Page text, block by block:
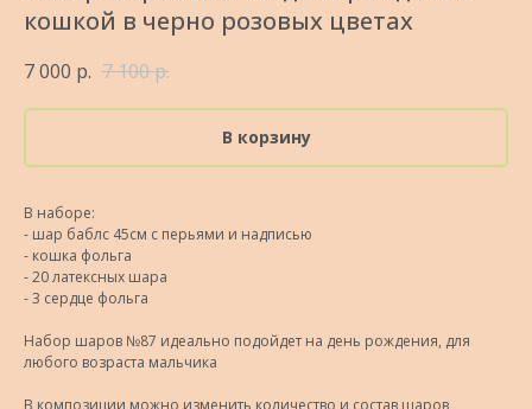
кошкой в черно розовых цветах
7 000 р. 7 100р.
В корзину
В наборе:
- шар баблс 45см с перьями и надписью
- кошка фольга
- 20 латексных шара
- 3 сердце фольга
Набор шаров №87 идеально подойдет на день рождения, для
любого возраста мальчика